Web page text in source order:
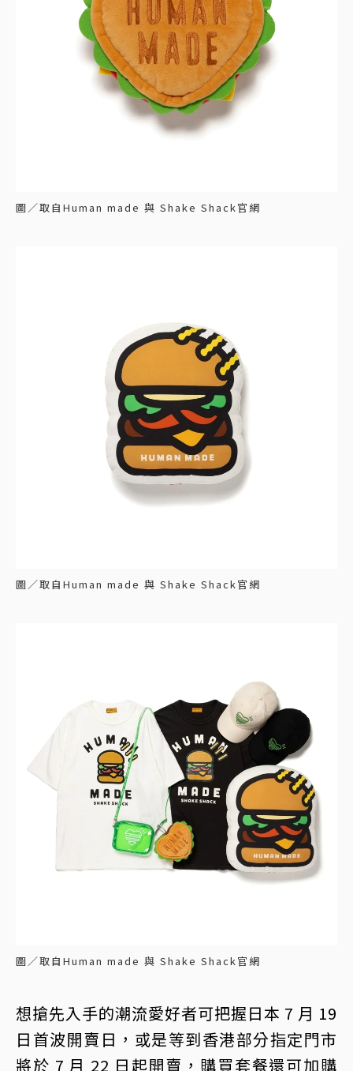
圖／取自Human made 與 Shake Shack官網
圖／取自Human made 與 Shake Shack官網
圖／取自Human made 與 Shake Shack官網
想搶先入手的潮流愛好者可把握日本 7 月 19
日首波開賣日，或是等到香港部分指定門市
將於 7 月 22 日起開賣，購買套餐還可加購